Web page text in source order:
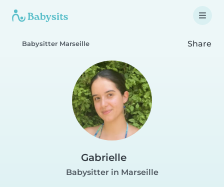
Babysitter Marseille Share
Gabrielle
Babysitter in Marseille